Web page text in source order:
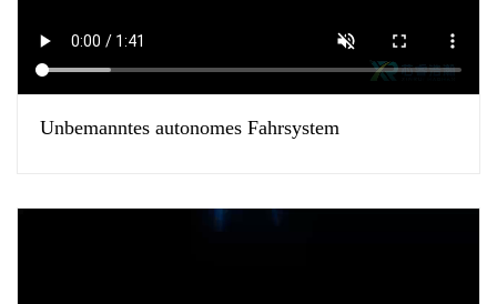
Unbemanntes autonomes Fahrsystem